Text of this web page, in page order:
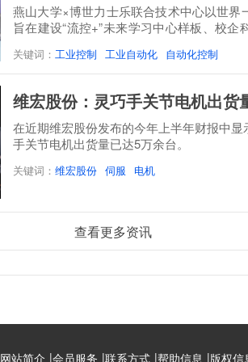
燕山大学×博世力士乐联合技术中心以世界
旨在建设“流控+”未来学习中心样板、校企
关键词： 工业控制 工业自动化 自动化控制
维宏股份：灵巧手关节电机出货
在近期维宏股份发布的今年上半年财报中
手关节电机出货量已达5万余台。
关键词： 维宏股份 伺服 电机
查看更多资讯
网站简介 |会员服务 |联系方式 |帮助信息 |版权信